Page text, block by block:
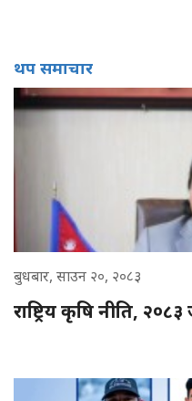
थप समाचार
बुधबार, साउन २०, २०८३
राष्ट्रिय कृषि नीति, २०८३